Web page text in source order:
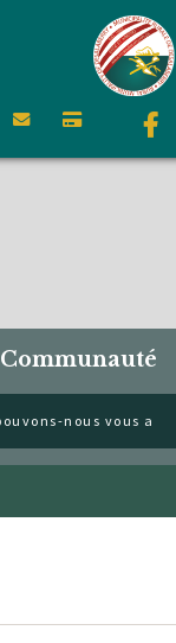
Communauté